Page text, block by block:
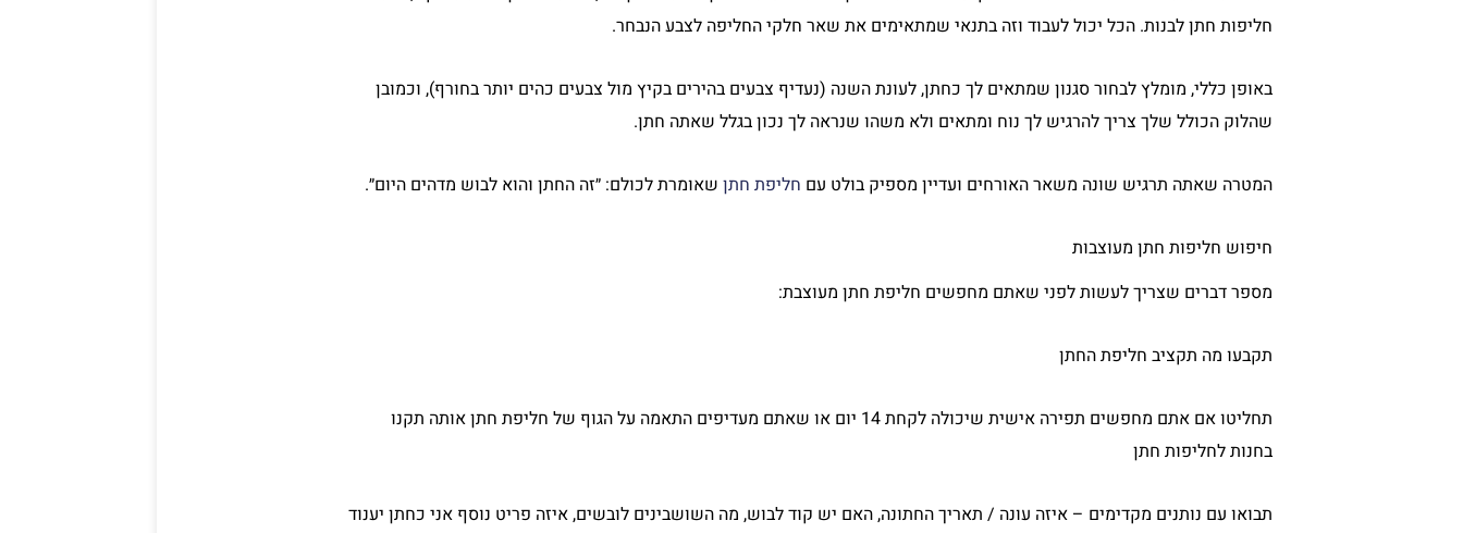
חליפות חתן לבנות. הכל יכול לעבוד וזה בתנאי שמתאימים את שאר חלקי החליפה לצבע הנבחר.
באופן כללי, מומלץ לבחור סגנון שמתאים לך כחתן, לעונת השנה (נעדיף צבעים בהירים בקיץ מול צבעים כהים יותר בחורף), וכמובן
שהלוק הכולל שלך צריך להרגיש לך נוח ומתאים ולא משהו שנראה לך נכון בגלל שאתה חתן.
המטרה שאתה תרגיש שונה משאר האורחים ועדיין מספיק בולט עם חליפת חתן שאומרת לכולם: ״זה החתן והוא לבוש מדהים היום״.
חיפוש חליפות חתן מעוצבות
מספר דברים שצריך לעשות לפני שאתם מחפשים חליפת חתן מעוצבת:
תקבעו מה תקציב חליפת החתן
תחליטו אם אתם מחפשים תפירה אישית שיכולה לקחת 14 יום או שאתם מעדיפים התאמה על הגוף של חליפת חתן אותה תקנו
בחנות לחליפות חתן
תבואו עם נותנים מקדימים – איזה עונה / תאריך החתונה, האם יש קוד לבוש, מה השושבינים לובשים, איזה פריט נוסף אני כחתן יענוד